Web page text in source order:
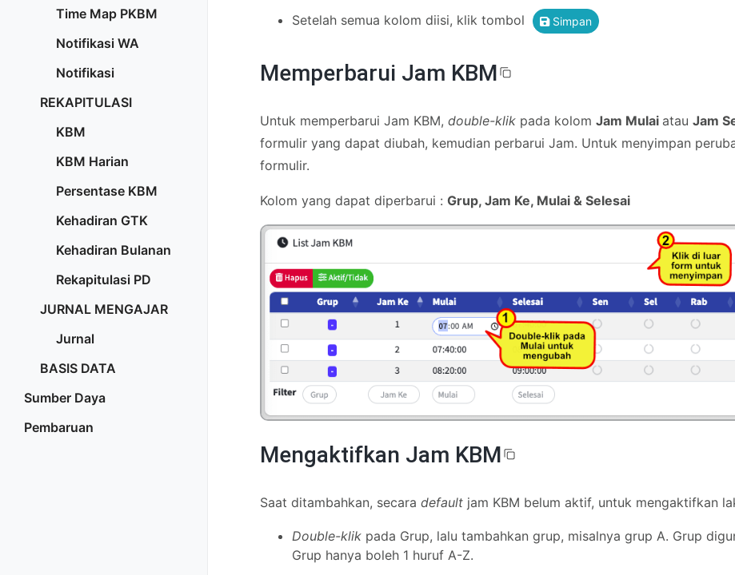
Time Map PKBM
Notifikasi WA
Notifikasi
REKAPITULASI
KBM
KBM Harian
Persentase KBM
Kehadiran GTK
Kehadiran Bulanan
Rekapitulasi PD
JURNAL MENGAJAR
Jurnal
BASIS DATA
Sumber Daya
Pembaruan
Setelah semua kolom diisi, klik tombol
Simpan
Memperbarui Jam KBM
Untuk memperbarui Jam KBM, double-klik pada kolom Jam Mulai atau Jam
formulir yang dapat diubah, kemudian perbarui Jam. Untuk menyimpan
formulir.
Kolom yang dapat diperbarui : Grup, Jam Ke, Mulai & Selesai
Mengaktifkan Jam KBM
Saat ditambahkan, secara default jam KBM belum aktif, untuk mengaktifkan
Double-klik pada Grup, lalu tambahkan grup, misalnya grup A. Grup
Grup hanya boleh 1 huruf A-Z.